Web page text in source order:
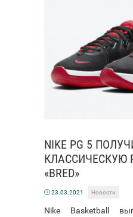
NIKE PG 5
КЛАССИЧЕСКУЮ
«BRED»
23.03.2021 Новости
Nike Basketball